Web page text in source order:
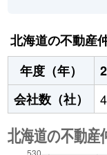
北海道の不動産
年度（年）
会社数（社）